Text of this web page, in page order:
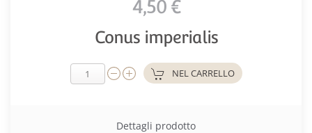
4,50 €
Conus imperialis
NEL CARRELLO
Dettagli prodotto